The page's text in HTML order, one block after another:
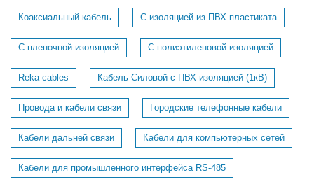
Коаксиальный кабель С изоляцией из ПВХ пластиката
С пленочной изоляцией С полиэтиленовой изоляцией
Reka cables Кабель Силовой с ПВХ изоляцией (1кВ)
Провода и кабели связи Городские телефонные кабели
Кабели дальней связи Кабели для компьютерных сетей
Кабели для промышленного интерфейса RS-485